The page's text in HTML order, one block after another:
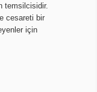
temsilcisidir.
cesareti bir
için